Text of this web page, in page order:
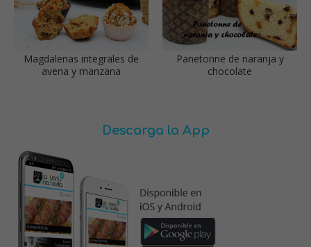
Magdalenas integrales de
avena y manzana
Panetonne de naranja y
chocolate
Descarga la App